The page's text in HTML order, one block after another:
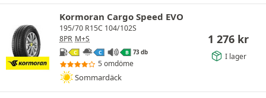
Kormoran Cargo Speed EVO
195/70 R15C 104/102S
8PR M+S
C C B 73 db
5 omdöme
Sommardäck
1 276 kr
I lager